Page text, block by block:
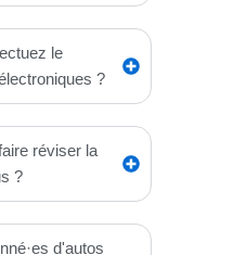
le
?
réviser la
?
d'autos